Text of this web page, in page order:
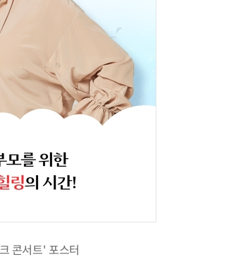
콘서트' 포스터